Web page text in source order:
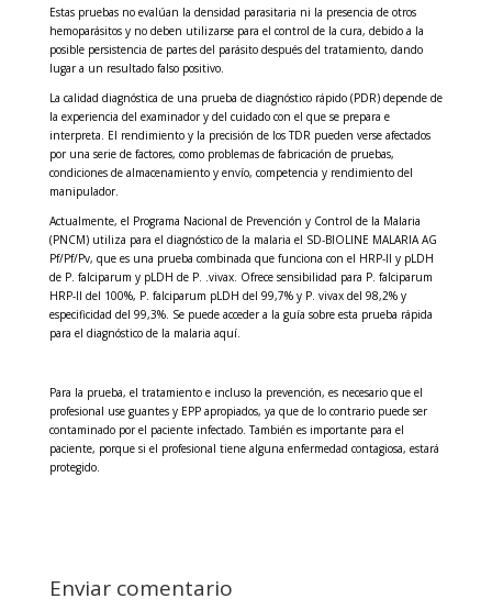
Estas pruebas no evalúan la densidad parasitaria ni la presencia de otros
hemoparásitos y no deben utilizarse para el control de la cura, debido a la
posible persistencia de partes del parásito después del tratamiento, dando
lugar a un resultado falso positivo.
La calidad diagnóstica de una prueba de diagnóstico rápido (PDR) depende de
la experiencia del examinador y del cuidado con el que se prepara e
interpreta. El rendimiento y la precisión de los TDR pueden verse afectados
por una serie de factores, como problemas de fabricación de pruebas,
condiciones de almacenamiento y envío, competencia y rendimiento del
manipulador.
Actualmente, el Programa Nacional de Prevención y Control de la Malaria
(PNCM) utiliza para el diagnóstico de la malaria el SD-BIOLINE MALARIA AG
Pf/Pf/Pv, que es una prueba combinada que funciona con el HRP-II y pLDH
de P. falciparum y pLDH de P. .vivax. Ofrece sensibilidad para P. falciparum
HRP-II del 100%, P. falciparum pLDH del 99,7% y P. vivax del 98,2% y
especificidad del 99,3%. Se puede acceder a la guía sobre esta prueba rápida
para el diagnóstico de la malaria aquí.
Para la prueba, el tratamiento e incluso la prevención, es necesario que el
profesional use guantes y EPP apropiados, ya que de lo contrario puede ser
contaminado por el paciente infectado. También es importante para el
paciente, porque si el profesional tiene alguna enfermedad contagiosa, estará
protegido.
Enviar comentario